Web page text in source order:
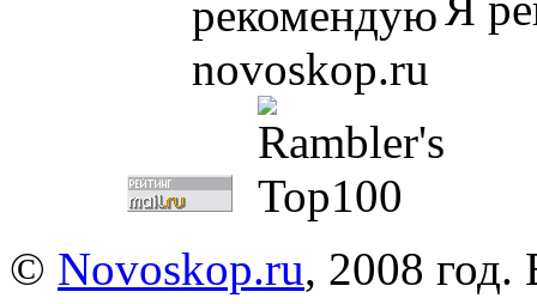
© Novoskop.ru, 2008